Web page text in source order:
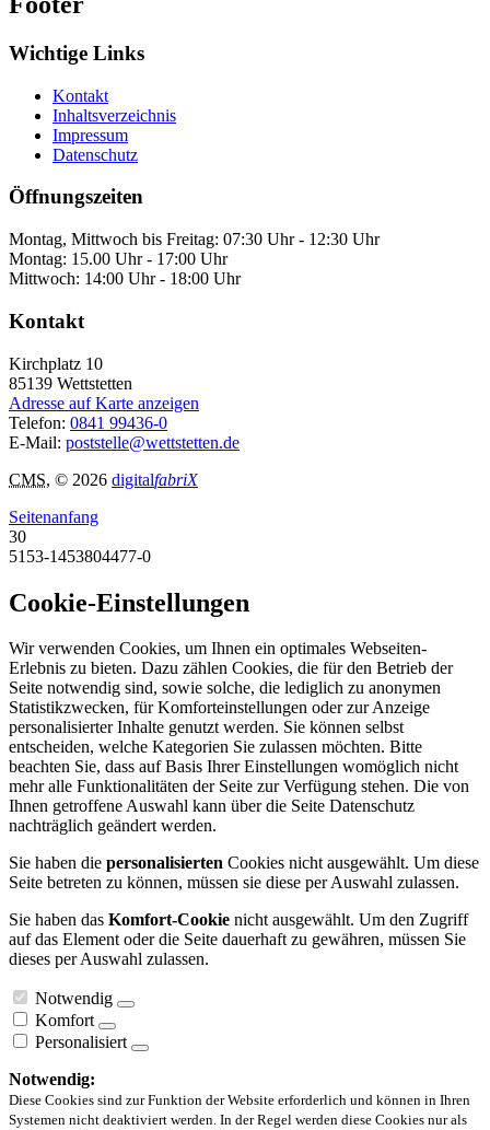
Wichtige Links
Kontakt
Inhaltsverzeichnis
Impressum
Datenschutz
Öffnungszeiten
Montag, Mittwoch bis Freitag: 07:30 Uhr - 12:30 Uhr
Montag: 15.00 Uhr - 17:00 Uhr
Mittwoch: 14:00 Uhr - 18:00 Uhr
Kontakt
Kirchplatz 10
85139 Wettstetten
Adresse auf Karte anzeigen
Telefon: 0841 99436-0
E-Mail: poststelle@wettstetten.de
CMS, © 2026 digitalfabriX
Seitenanfang
30
5153-1453804477-0
Cookie-Einstellungen
Wir verwenden Cookies, um Ihnen ein optimales Webseiten-
Erlebnis zu bieten. Dazu zählen Cookies, die für den Betrieb der
Seite notwendig sind, sowie solche, die lediglich zu anonymen
Statistikzwecken, für Komforteinstellungen oder zur Anzeige
personalisierter Inhalte genutzt werden. Sie können selbst
entscheiden, welche Kategorien Sie zulassen möchten. Bitte
beachten Sie, dass auf Basis Ihrer Einstellungen womöglich nicht
mehr alle Funktionalitäten der Seite zur Verfügung stehen. Die von
Ihnen getroffene Auswahl kann über die Seite Datenschutz
nachträglich geändert werden.
Sie haben die personalisierten Cookies nicht ausgewählt. Um diese
Seite betreten zu können, müssen sie diese per Auswahl zulassen.
Sie haben das Komfort-Cookie nicht ausgewählt. Um den Zugriff
auf das Element oder die Seite dauerhaft zu gewähren, müssen Sie
dieses per Auswahl zulassen.
Notwendig
Komfort
Personalisiert
Notwendig:
Diese Cookies sind zur Funktion der Website erforderlich und können in Ihren
Systemen nicht deaktiviert werden. In der Regel werden diese Cookies nur als